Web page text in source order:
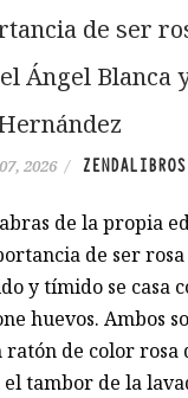
de ser
Ángel Blanca
2026 /
de la propia
de ser
y tímido se casa
huevos. Ambos
de color rosa
el tambor de la